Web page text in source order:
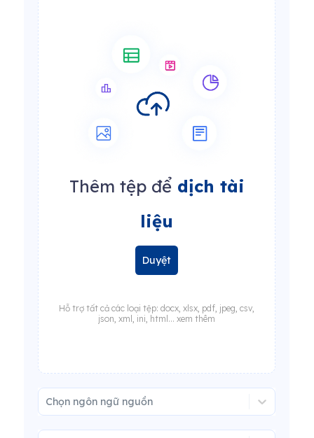
Thêm tệp đểdịch tài
liệu
Duyệt
Hỗ trợ tất cả các loại tệp: docx, xlsx, pdf, jpeg, csv,
json, xml, ini, html... xem thêm
Chọn ngôn ngữ nguồn